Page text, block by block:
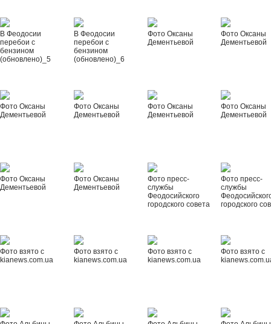
В Феодосии
перебои с
бензином
(обновлено)_5
В Феодосии
перебои с
бензином
(обновлено)_6
Фото Оксаны
Дементьевой
Фото Оксаны
Дементьевой
Фото Оксаны
Дементьевой
Фото Оксаны
Дементьевой
Фото Оксаны
Дементьевой
Фото Оксаны
Дементьевой
Фото Оксаны
Дементьевой
Фото Оксаны
Дементьевой
Фото пресс-
службы
Феодосийского
городского совета
Фото пресс-
службы
городского
Фото взято с
kianews.com.ua
Фото взято с
kianews.com.ua
Фото взято с
kianews.com.ua
Фото взято с